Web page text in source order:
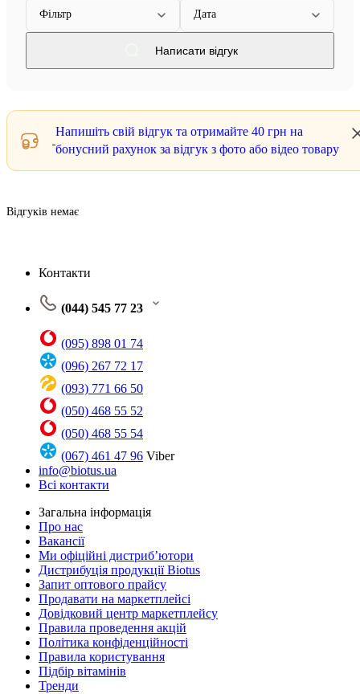
Фільтр Дата
Написати відгук
Напишіть свій відгук та отримайте 40 грн на
бонусний рахунок за відгук з фото або відео товару
Відгуків немає
Контакти
(044) 545 77 23
(095) 898 01 74
(096) 267 72 17
(093) 771 66 50
(050) 468 55 52
(050) 468 55 54
(067) 461 47 96 Viber
info@biotus.ua
Всі контакти
Загальна інформація
Про нас
Вакансії
Ми офіційні дистриб’ютори
Дистрибуція продукції Biotus
Запит оптового прайсу
Продавати на маркетплейсі
Довідковий центр маркетплейсу
Правила проведення акцій
Політика конфіденційності
Правила користування
Підбір вітамінів
Тренди